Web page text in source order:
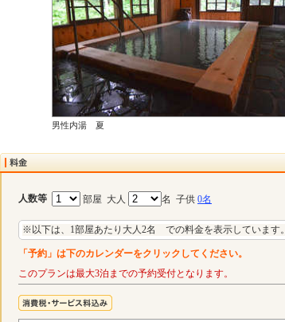
男性内湯 夏
人数等 部屋 大人 名 子供 0名
※以下は、1部屋あたり大人2名 での料金を表示しています。
「予約」は下のカレンダーをクリックしてください。
このプランは最大3泊までの予約受付となります。